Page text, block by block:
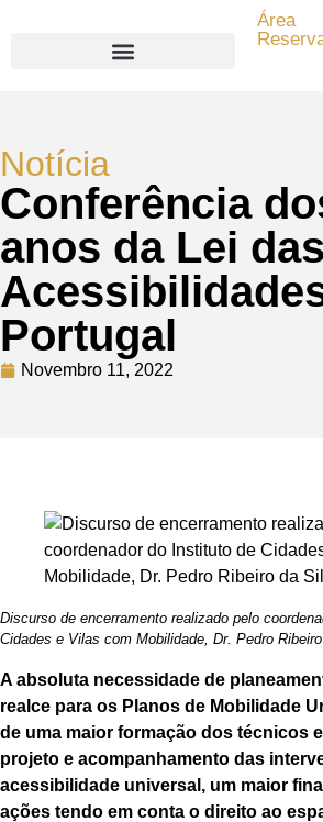
Área
Notícia
Conferência
anos da Lei das
Portugal
Novembro 11, 2022
Discurso de encerramento realizado pelo
Cidades e Vilas com Mobilidade, Dr. Pedro
A absoluta necessidade de
realce para os Planos de Mobilidade
de uma maior formação dos técnicos
projeto e acompanhamento das
acessibilidade universal, um maior
ações tendo em conta o direito ao